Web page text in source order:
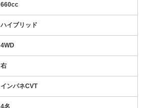
660cc
ハイブリッド
4WD
右
インパネCVT
4名